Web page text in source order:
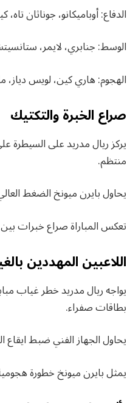
الدفاع: أوباميكانو، جوناثان
الوسط: جنابري، لايمر،
الهجوم: هاري كين، لويس دياز،
صراع الخبرة والتكتيك
يركز ريال مدريد على
منتظم.
يحاول بايرن ميونخ الضغط
تعكس المباراة صراع خبرات
اللاعبين المهددين
يواجه ريال مدريد خطر غياب
بطاقات صفراء.
يحاول الجهاز الفني ضبط ايقاع
يمثل بايرن ميونخ خطورة